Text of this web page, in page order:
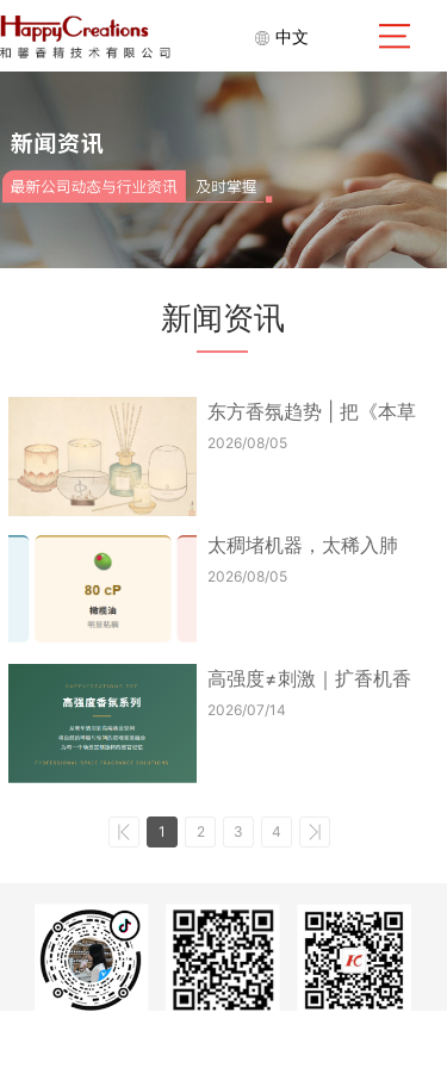
中文
新闻资讯
东方香氛趋势 | 把《本草
纲目》里的香...
2026/08/05
太稠堵机器，太稀入肺
——扩香机精油“生...
2026/08/05
高强度≠刺激｜扩香机香
薰：扩得远、散得...
2026/07/14
1 2 3 4